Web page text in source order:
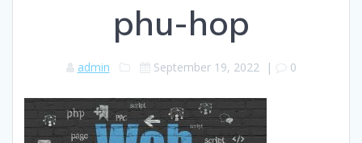
phu-hop
admin September 19, 2022 | 0